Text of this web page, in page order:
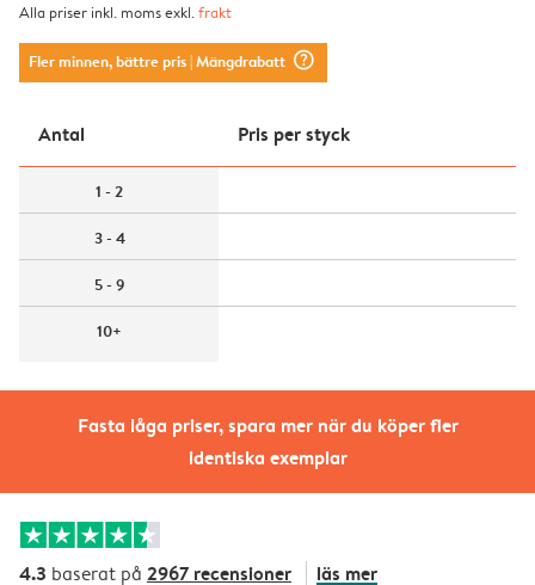
Fasta låga priser, spara mer när du köper fler
identiska exemplar
Alla priser inkl. moms exkl.frakt
Fler minnen, bättre pris| Mängdrabatt question_mark_circle
Antal Pris per styck
1 - 2
3 - 4
5 - 9
10+
4.3 baserat på 2967 recensioner läs mer